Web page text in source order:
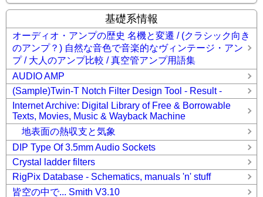
基礎系情報
オーディオ・アンプの歴史 名機と変遷 / (クラシック向き
のアンプ？) 自然な音色で音楽的なヴィンテージ・アン
プ / 大人のアンプ比較 / 真空管アンプ用語集
AUDIO AMP
(Sample)Twin-T Notch Filter Design Tool - Result -
Internet Archive: Digital Library of Free & Borrowable
Texts, Movies, Music & Wayback Machine
地表面の熱収支と気象
DIP Type Of 3.5mm Audio Sockets
Crystal ladder filters
RigPix Database - Schematics, manuals 'n' stuff
皆空の中で... Smith V3.10